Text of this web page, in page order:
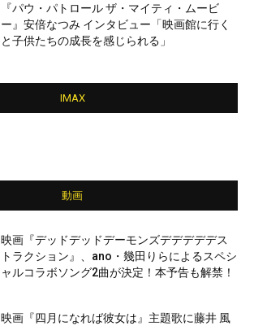
『パウ・パトロール ザ・マイティ・ムービ
ー』安倍なつみ インタビュー「映画館に行く
と子供たちの成長を感じられる」
IMAX
動画
映画『デッドデッドデーモンズデデデデデス
トラクション』、ano・幾田りらによるスペシ
ャルコラボソング2曲が決定！本予告も解禁！
映画『四月になれば彼女は』主題歌に藤井 風